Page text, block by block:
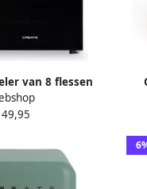
van 8 flessen
S